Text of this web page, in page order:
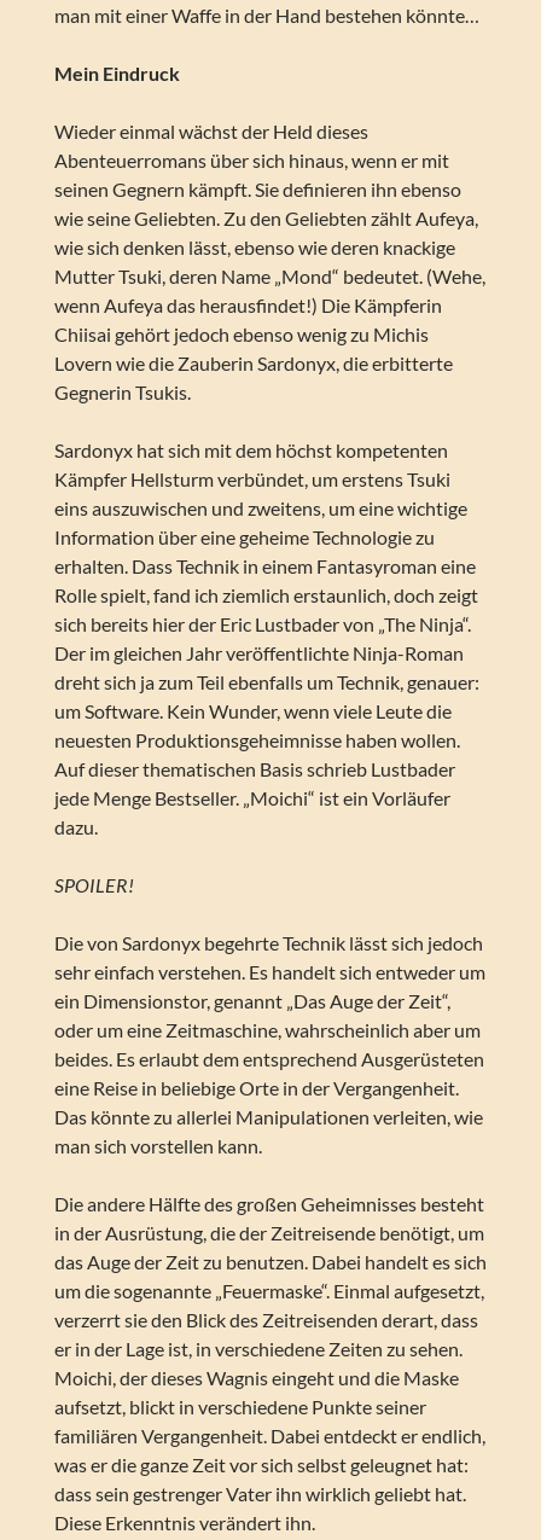
man mit einer Waffe in der Hand bestehen könnte…
Mein Eindruck
Wieder einmal wächst der Held dieses
Abenteuerromans über sich hinaus, wenn er mit
seinen Gegnern kämpft. Sie definieren ihn ebenso
wie seine Geliebten. Zu den Geliebten zählt Aufeya,
wie sich denken lässt, ebenso wie deren knackige
Mutter Tsuki, deren Name „Mond“ bedeutet. (Wehe,
wenn Aufeya das herausfindet!) Die Kämpferin
Chiisai gehört jedoch ebenso wenig zu Michis
Lovern wie die Zauberin Sardonyx, die erbitterte
Gegnerin Tsukis.
Sardonyx hat sich mit dem höchst kompetenten
Kämpfer Hellsturm verbündet, um erstens Tsuki
eins auszuwischen und zweitens, um eine wichtige
Information über eine geheime Technologie zu
erhalten. Dass Technik in einem Fantasyroman eine
Rolle spielt, fand ich ziemlich erstaunlich, doch zeigt
sich bereits hier der Eric Lustbader von „The Ninja“.
Der im gleichen Jahr veröffentlichte Ninja-Roman
dreht sich ja zum Teil ebenfalls um Technik, genauer:
um Software. Kein Wunder, wenn viele Leute die
neuesten Produktionsgeheimnisse haben wollen.
Auf dieser thematischen Basis schrieb Lustbader
jede Menge Bestseller. „Moichi“ ist ein Vorläufer
dazu.
SPOILER!
Die von Sardonyx begehrte Technik lässt sich jedoch
sehr einfach verstehen. Es handelt sich entweder um
ein Dimensionstor, genannt „Das Auge der Zeit“,
oder um eine Zeitmaschine, wahrscheinlich aber um
beides. Es erlaubt dem entsprechend Ausgerüsteten
eine Reise in beliebige Orte in der Vergangenheit.
Das könnte zu allerlei Manipulationen verleiten, wie
man sich vorstellen kann.
Die andere Hälfte des großen Geheimnisses besteht
in der Ausrüstung, die der Zeitreisende benötigt, um
das Auge der Zeit zu benutzen. Dabei handelt es sich
um die sogenannte „Feuermaske“. Einmal aufgesetzt,
verzerrt sie den Blick des Zeitreisenden derart, dass
er in der Lage ist, in verschiedene Zeiten zu sehen.
Moichi, der dieses Wagnis eingeht und die Maske
aufsetzt, blickt in verschiedene Punkte seiner
familiären Vergangenheit. Dabei entdeckt er endlich,
was er die ganze Zeit vor sich selbst geleugnet hat:
dass sein gestrenger Vater ihn wirklich geliebt hat.
Diese Erkenntnis verändert ihn.